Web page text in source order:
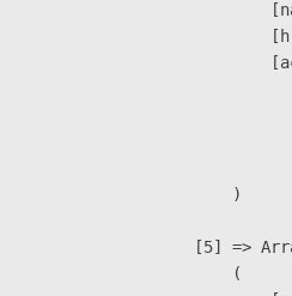
                        )
[5] =>
                        (